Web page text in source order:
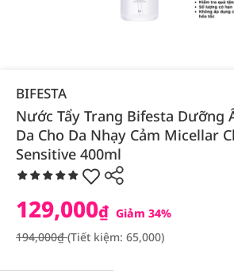
BIFESTA
Nước Tẩy Trang Bifesta Dưỡng
Da Cho Da Nhạy Cảm Micellar
Sensitive 400ml
129,000₫ Giảm 34%
194,000₫(Tiết kiệm: 65,000)